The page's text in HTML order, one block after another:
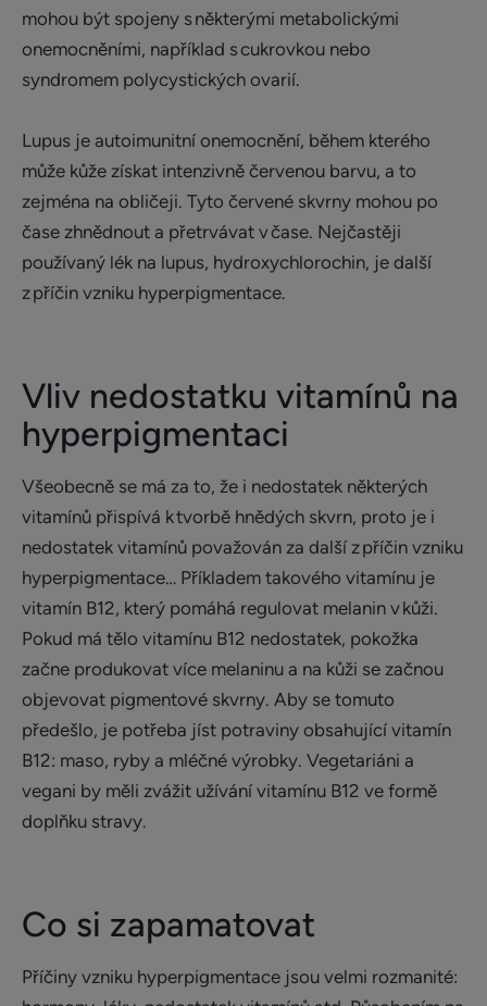
mohou být spojeny s některými metabolickými
onemocněními, například s cukrovkou nebo
syndromem polycystických ovarií.
Lupus je autoimunitní onemocnění, během kterého
může kůže získat intenzivně červenou barvu, a to
zejména na obličeji. Tyto červené skvrny mohou po
čase zhnědnout a přetrvávat v čase. Nejčastěji
používaný lék na lupus, hydroxychlorochin, je další
z příčin vzniku hyperpigmentace.
Vliv nedostatku vitamínů na
hyperpigmentaci
Všeobecně se má za to, že i nedostatek některých
vitamínů přispívá k tvorbě hnědých skvrn, proto je i
nedostatek vitamínů považován za další z příčin vzniku
hyperpigmentace… Příkladem takového vitamínu je
vitamín B12, který pomáhá regulovat melanin v kůži.
Pokud má tělo vitamínu B12 nedostatek, pokožka
začne produkovat více melaninu a na kůži se začnou
objevovat pigmentové skvrny. Aby se tomuto
předešlo, je potřeba jíst potraviny obsahující vitamín
B12: maso, ryby a mléčné výrobky. Vegetariáni a
vegani by měli zvážit užívání vitamínu B12 ve formě
doplňku stravy.
Co si zapamatovat
Příčiny vzniku hyperpigmentace jsou velmi rozmanité: